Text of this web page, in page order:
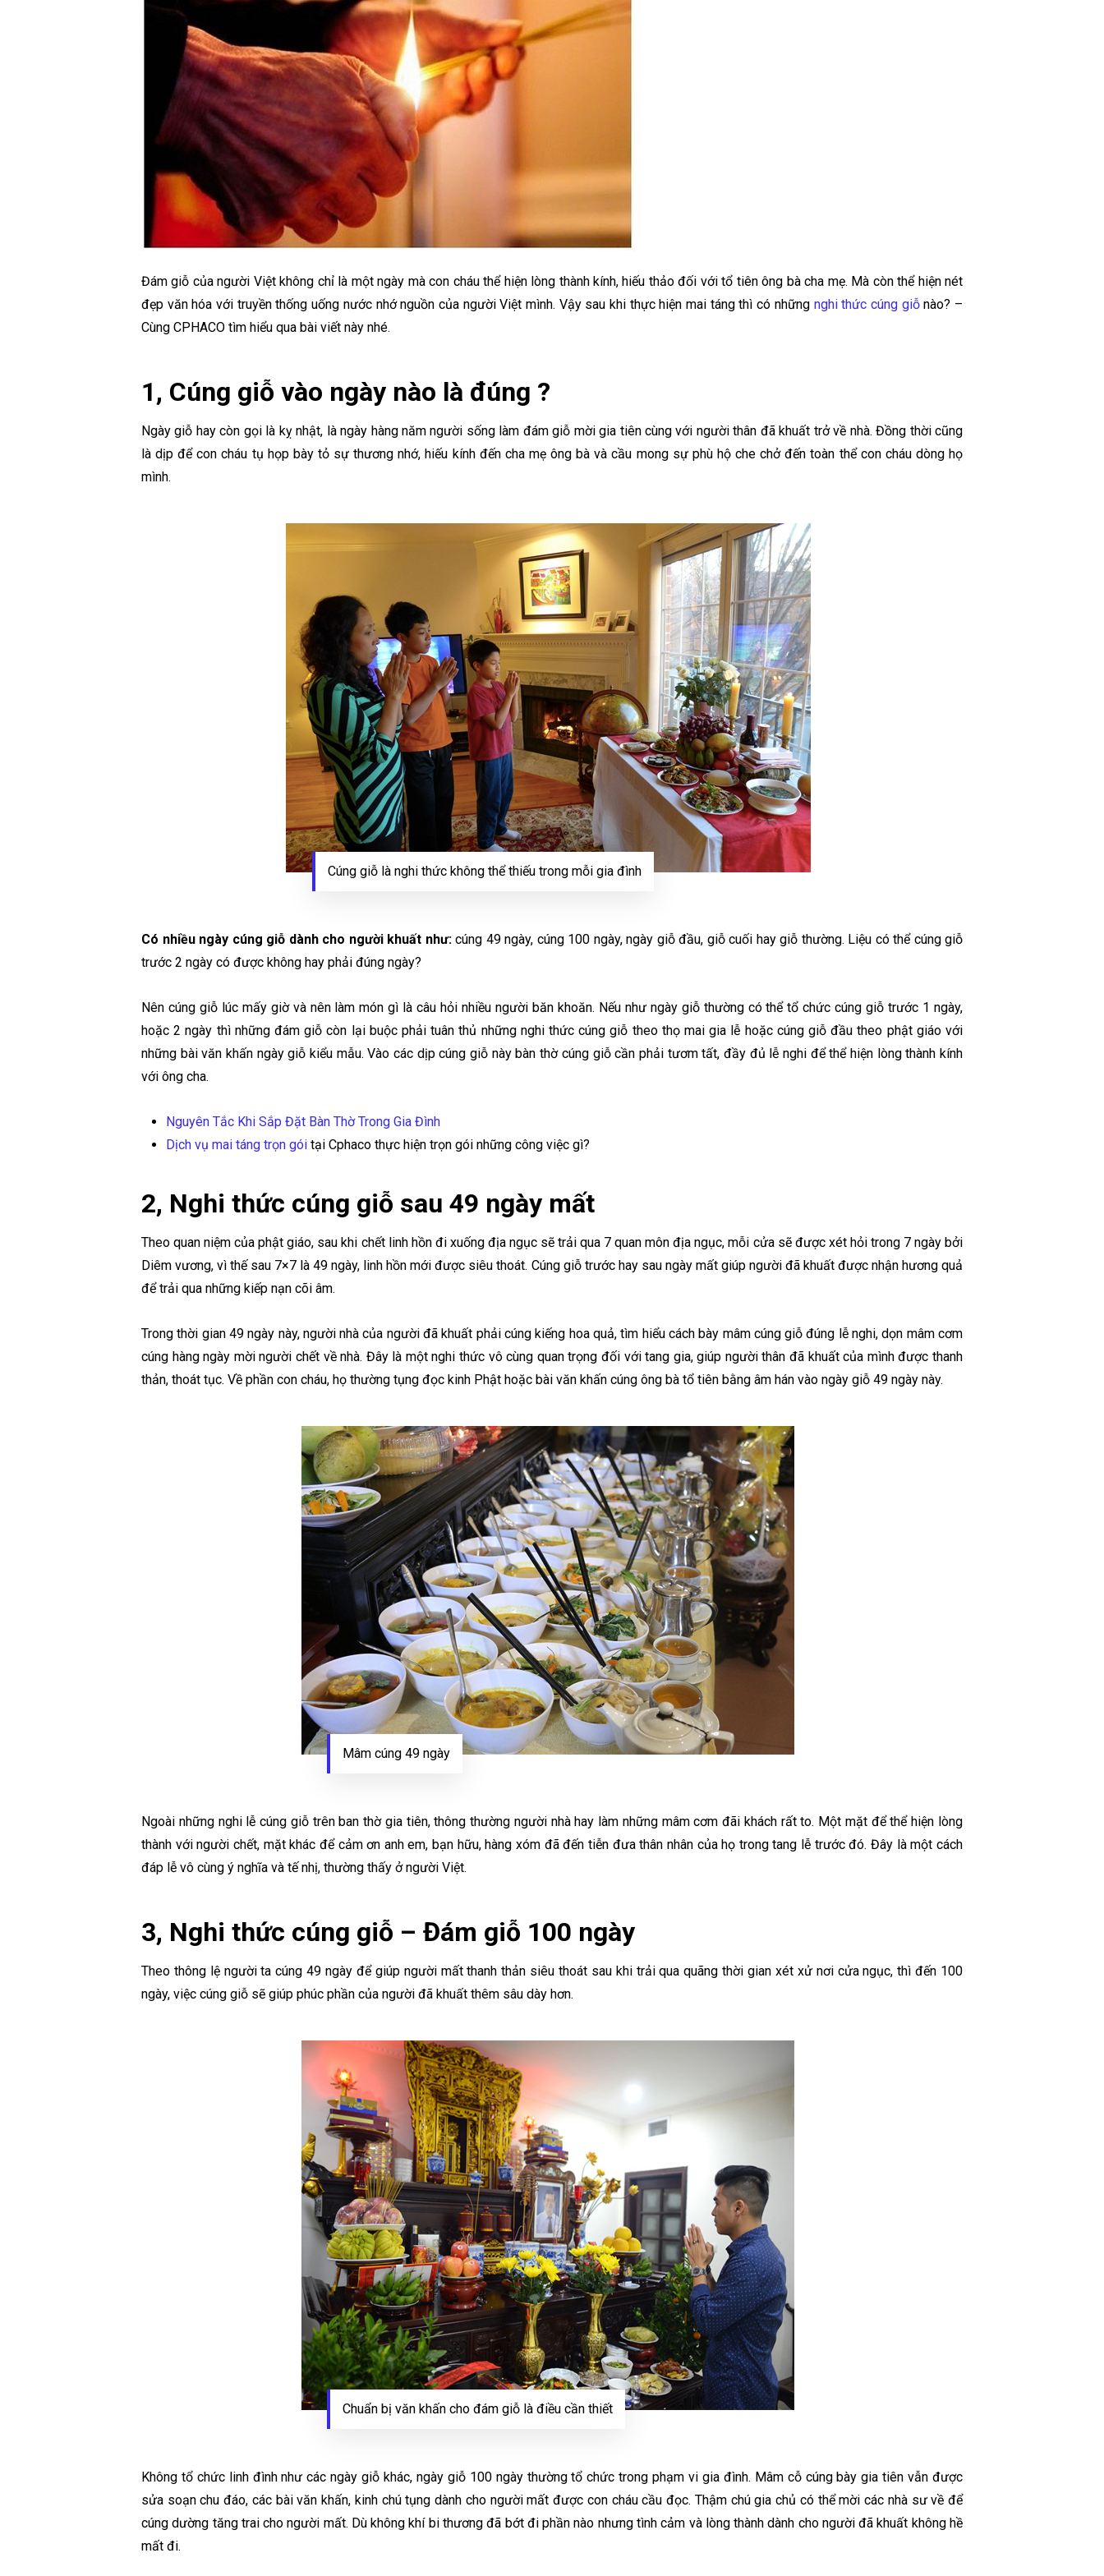
Đám giỗ của người Việt không chỉ là một ngày mà con cháu thể hiện lòng thành kính, hiếu thảo đối với tổ tiên ông bà cha mẹ. Mà còn thể hiện nét
đẹp văn hóa với truyền thống uống nước nhớ nguồn của người Việt mình. Vậy sau khi thực hiện mai táng thì có những nghi thức cúng giỗnào? –
Cùng CPHACO tìm hiểu qua bài viết này nhé.
1, Cúng giỗ vào ngày nào là đúng ?
Ngày giỗ hay còn gọi là kỵ nhật, là ngày hàng năm người sống làm đám giỗ mời gia tiên cùng với người thân đã khuất trở về nhà. Đồng thời cũng
là dịp để con cháu tụ họp bày tỏ sự thương nhớ, hiếu kính đến cha mẹ ông bà và cầu mong sự phù hộ che chở đến toàn thể con cháu dòng họ
mình.
Cúng giỗ là nghi thức không thể thiếu trong mỗi gia đình
Có nhiều ngày cúng giỗ dành cho người khuất như:cúng 49 ngày, cúng 100 ngày, ngày giỗ đầu, giỗ cuối hay giỗ thường. Liệu có thể cúng giỗ
trước 2 ngày có được không hay phải đúng ngày?
Nên cúng giỗ lúc mấy giờ và nên làm món gì là câu hỏi nhiều người băn khoăn. Nếu như ngày giỗ thường có thể tổ chức cúng giỗ trước 1 ngày,
hoặc 2 ngày thì những đám giỗ còn lại buộc phải tuân thủ những nghi thức cúng giỗ theo thọ mai gia lễ hoặc cúng giỗ đầu theo phật giáo với
những bài văn khấn ngày giỗ kiểu mẫu. Vào các dịp cúng giỗ này bàn thờ cúng giỗ cần phải tươm tất, đầy đủ lễ nghi để thể hiện lòng thành kính
với ông cha.
Nguyên Tắc Khi Sắp Đặt Bàn Thờ Trong Gia Đình
Dịch vụ mai táng trọn gói tại Cphaco thực hiện trọn gói những công việc gì?
2, Nghi thức cúng giỗ sau 49 ngày mất
Theo quan niệm của phật giáo, sau khi chết linh hồn đi xuống địa ngục sẽ trải qua 7 quan môn địa ngục, mỗi cửa sẽ được xét hỏi trong 7 ngày bởi
Diêm vương, vì thế sau 7×7 là 49 ngày, linh hồn mới được siêu thoát. Cúng giỗ trước hay sau ngày mất giúp người đã khuất được nhận hương quả
để trải qua những kiếp nạn cõi âm.
Trong thời gian 49 ngày này, người nhà của người đã khuất phải cúng kiếng hoa quả, tìm hiểu cách bày mâm cúng giỗ đúng lễ nghi, dọn mâm cơm
cúng hàng ngày mời người chết về nhà. Đây là một nghi thức vô cùng quan trọng đối với tang gia, giúp người thân đã khuất của mình được thanh
thản, thoát tục. Về phần con cháu, họ thường tụng đọc kinh Phật hoặc bài văn khấn cúng ông bà tổ tiên bằng âm hán vào ngày giỗ 49 ngày này.
Mâm cúng 49 ngày
Ngoài những nghi lễ cúng giỗ trên ban thờ gia tiên, thông thường người nhà hay làm những mâm cơm đãi khách rất to. Một mặt để thể hiện lòng
thành với người chết, mặt khác để cảm ơn anh em, bạn hữu, hàng xóm đã đến tiễn đưa thân nhân của họ trong tang lễ trước đó. Đây là một cách
đáp lễ vô cùng ý nghĩa và tế nhị, thường thấy ở người Việt.
3, Nghi thức cúng giỗ – Đám giỗ 100 ngày
Theo thông lệ người ta cúng 49 ngày để giúp người mất thanh thản siêu thoát sau khi trải qua quãng thời gian xét xử nơi cửa ngục, thì đến 100
ngày, việc cúng giỗ sẽ giúp phúc phần của người đã khuất thêm sâu dày hơn.
Chuẩn bị văn khấn cho đám giỗ là điều cần thiết
Không tổ chức linh đình như các ngày giỗ khác, ngày giỗ 100 ngày thường tổ chức trong phạm vi gia đình. Mâm cỗ cúng bày gia tiên vẫn được
sửa soạn chu đáo, các bài văn khấn, kinh chú tụng dành cho người mất được con cháu cầu đọc. Thậm chú gia chủ có thể mời các nhà sư về để
cúng dường tăng trai cho người mất. Dù không khí bi thương đã bớt đi phần nào nhưng tình cảm và lòng thành dành cho người đã khuất không hề
mất đi.